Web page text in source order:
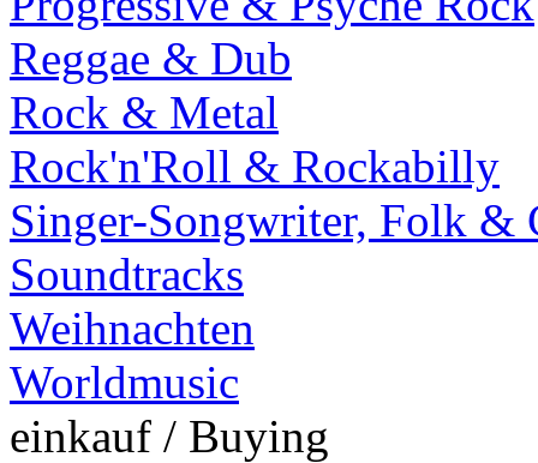
Reggae & Dub
Rock & Metal
Rock'n'Roll & Rockabilly
Singer-Songwriter, Folk &
Soundtracks
Weihnachten
Worldmusic
einkauf / Buying